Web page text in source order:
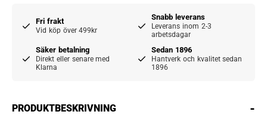
Fri frakt
Vid köp över 499kr
Snabb leverans
Leverans inom 2-3
arbetsdagar
Säker betalning
Direkt eller senare med
Klarna
Sedan 1896
Hantverk och kvalitet sedan
1896
PRODUKTBESKRIVNING -